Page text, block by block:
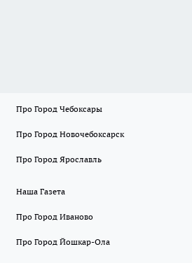
Про Город Чебоксары
Про Город Новочебоксарск
Про Город Ярославль
Наша Газета
Про Город Иваново
Про Город Йошкар-Ола